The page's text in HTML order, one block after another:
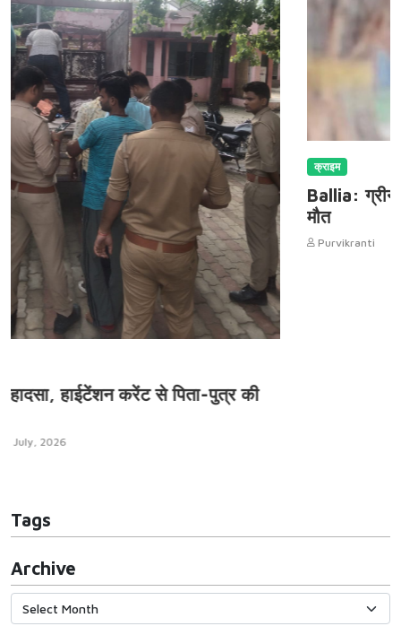
की
क्राइम
Ballia: ग्रीनफील्ड एक्सप्रेसवे पर बड़ा हादसा,
मौत
Purvikranti 06 July, 2026
Tags
Archive